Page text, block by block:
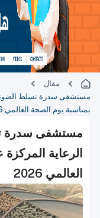
مقال
مستشفى سدرة تسلط الضوء
بمناسبة يوم الصحة العالمي 2026
مستشفى سدرة
الرعاية
العالمي 2026